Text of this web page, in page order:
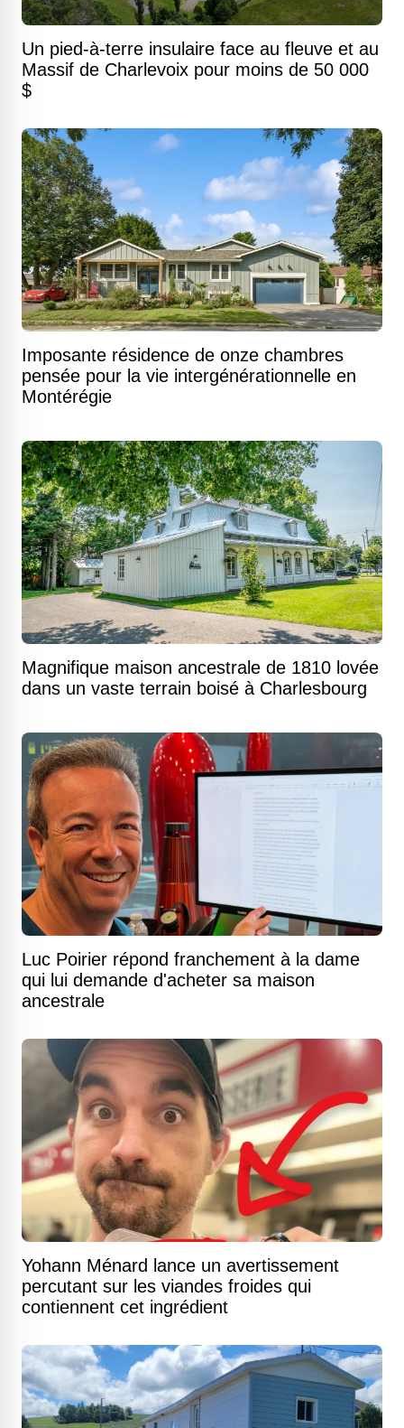
Un pied-à-terre insulaire face au fleuve et au
Massif de Charlevoix pour moins de 50 000
$
Imposante résidence de onze chambres
pensée pour la vie intergénérationnelle en
Montérégie
Magnifique maison ancestrale de 1810 lovée
dans un vaste terrain boisé à Charlesbourg
Luc Poirier répond franchement à la dame
qui lui demande d'acheter sa maison
ancestrale
Yohann Ménard lance un avertissement
percutant sur les viandes froides qui
contiennent cet ingrédient